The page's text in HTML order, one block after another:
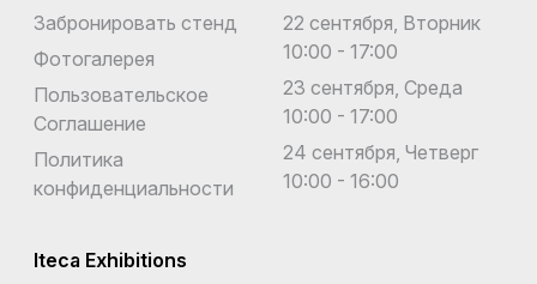
Забронировать стенд
Фотогалерея
Пользовательское
Соглашение
Политика
конфиденциальности
22 сентября, Вторник
10:00 - 17:00
23 сентября, Среда
10:00 - 17:00
24 сентября, Четверг
10:00 - 16:00
Iteca Exhibitions